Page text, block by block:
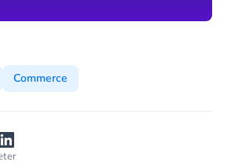
Commerce